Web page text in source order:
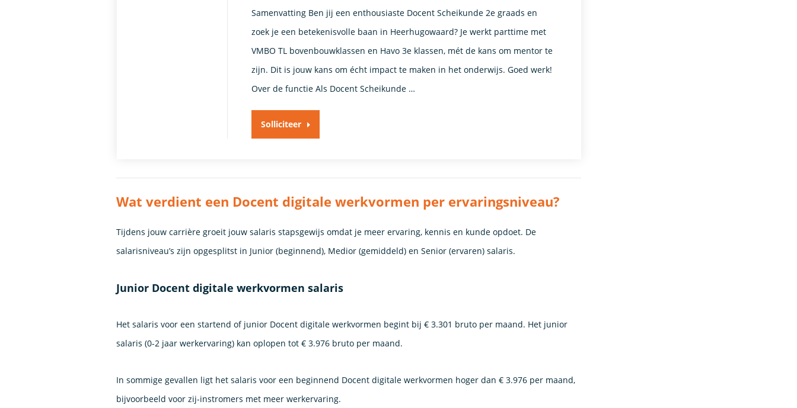
Samenvatting Ben jij een enthousiaste Docent Scheikunde 2e graads en
zoek je een betekenisvolle baan in Heerhugowaard? Je werkt parttime met
VMBO TL bovenbouwklassen en Havo 3e klassen, mét de kans om mentor te
zijn. Dit is jouw kans om écht impact te maken in het onderwijs. Goed werk!
Over de functie Als Docent Scheikunde …
Solliciteer
Wat verdient een Docent digitale werkvormen per ervaringsniveau?
Tijdens jouw carrière groeit jouw salaris stapsgewijs omdat je meer ervaring, kennis en kunde opdoet. De
salarisniveau’s zijn opgesplitst in Junior (beginnend), Medior (gemiddeld) en Senior (ervaren) salaris.
Junior Docent digitale werkvormen salaris
Het salaris voor een startend of junior Docent digitale werkvormen begint bij € 3.301 bruto per maand. Het junior
salaris (0-2 jaar werkervaring) kan oplopen tot € 3.976 bruto per maand.
In sommige gevallen ligt het salaris voor een beginnend Docent digitale werkvormen hoger dan € 3.976 per maand,
bijvoorbeeld voor zij-instromers met meer werkervaring.